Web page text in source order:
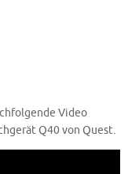
Video
Q40 von Quest.